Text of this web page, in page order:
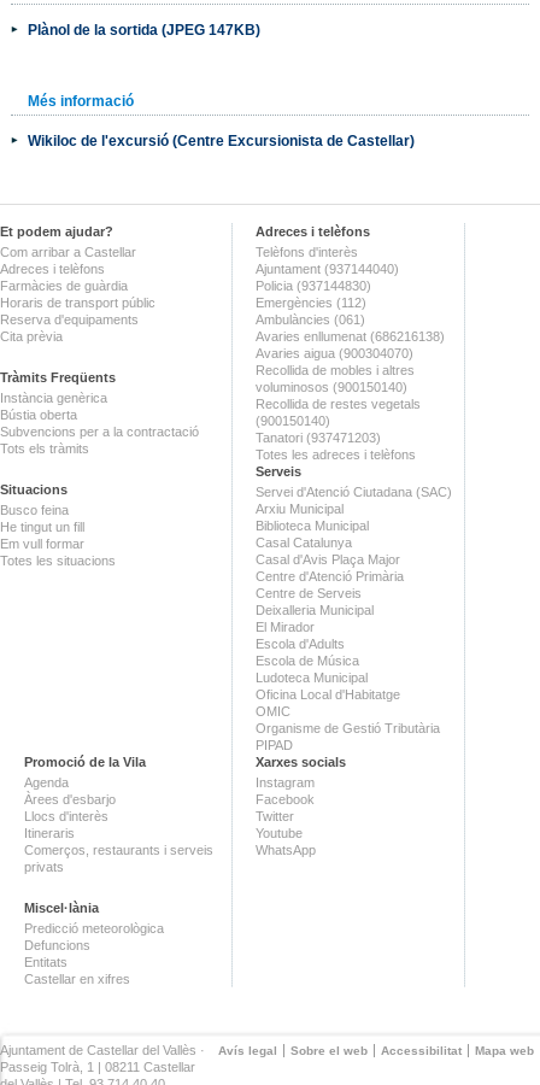
Plànol de la sortida (JPEG 147KB)
Més informació
Wikiloc de l'excursió (Centre Excursionista de Castellar)
Et podem ajudar?
Com arribar a Castellar
Adreces i telèfons
Farmàcies de guàrdia
Horaris de transport públic
Reserva d'equipaments
Cita prèvia
Tràmits Freqüents
Instància genèrica
Bústia oberta
Subvencions per a la contractació
Tots els tràmits
Situacions
Busco feina
He tingut un fill
Em vull formar
Totes les situacions
Adreces i telèfons
Telèfons d'interès
Ajuntament (937144040)
Policia (937144830)
Emergències (112)
Ambulàncies (061)
Avaries enllumenat (686216138)
Avaries aigua (900304070)
Recollida de mobles i altres
voluminosos (900150140)
Recollida de restes vegetals
(900150140)
Tanatori (937471203)
Totes les adreces i telèfons
Serveis
Servei d'Atenció Ciutadana (SAC)
Arxiu Municipal
Biblioteca Municipal
Casal Catalunya
Casal d'Avis Plaça Major
Centre d'Atenció Primària
Centre de Serveis
Deixalleria Municipal
El Mirador
Escola d'Adults
Escola de Música
Ludoteca Municipal
Oficina Local d'Habitatge
OMIC
Organisme de Gestió Tributària
PIPAD
Promoció de la Vila
Agenda
Àrees d'esbarjo
Llocs d'interès
Itineraris
Comerços, restaurants i serveis
privats
Miscel·lània
Predicció meteorològica
Defuncions
Entitats
Castellar en xifres
Xarxes socials
Instagram
Facebook
Twitter
Youtube
WhatsApp
Avís legal Sobre el web Accessibilitat Mapa web
Ajuntament de Castellar del Vallès ·
Passeig Tolrà, 1 | 08211 Castellar